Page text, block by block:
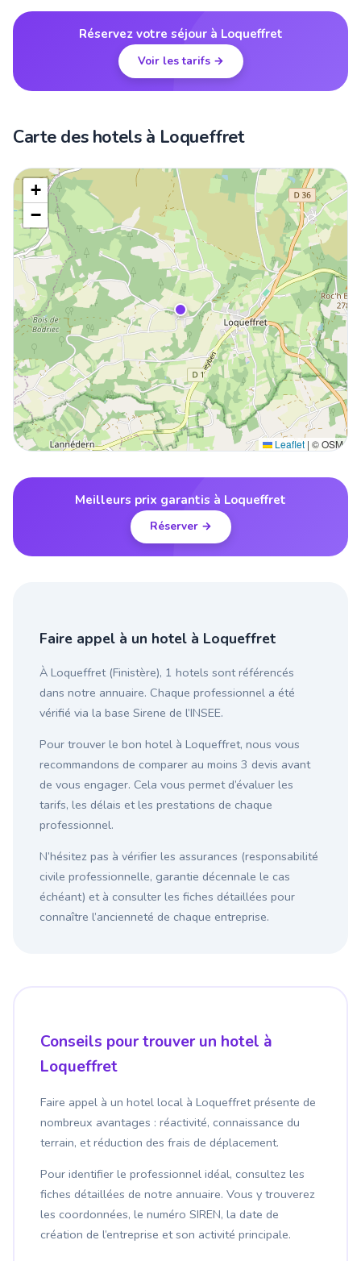
Réservez votre séjour à Loqueffret
Voir les tarifs →
Carte des hotels à Loqueffret
+
−
Leaflet | © OSM
Meilleurs prix garantis à Loqueffret
Réserver →
Faire appel à un hotel à Loqueffret
À Loqueffret (Finistère), 1 hotels sont référencés
dans notre annuaire. Chaque professionnel a été
vérifié via la base Sirene de l’INSEE.
Pour trouver le bon hotel à Loqueffret, nous vous
recommandons de comparer au moins 3 devis avant
de vous engager. Cela vous permet d’évaluer les
tarifs, les délais et les prestations de chaque
professionnel.
N’hésitez pas à vérifier les assurances (responsabilité
civile professionnelle, garantie décennale le cas
échéant) et à consulter les fiches détaillées pour
connaître l’ancienneté de chaque entreprise.
Conseils pour trouver un hotel à
Loqueffret
Faire appel à un hotel local à Loqueffret présente de
nombreux avantages : réactivité, connaissance du
terrain, et réduction des frais de déplacement.
Pour identifier le professionnel idéal, consultez les
fiches détaillées de notre annuaire. Vous y trouverez
les coordonnées, le numéro SIREN, la date de
création de l’entreprise et son activité principale.